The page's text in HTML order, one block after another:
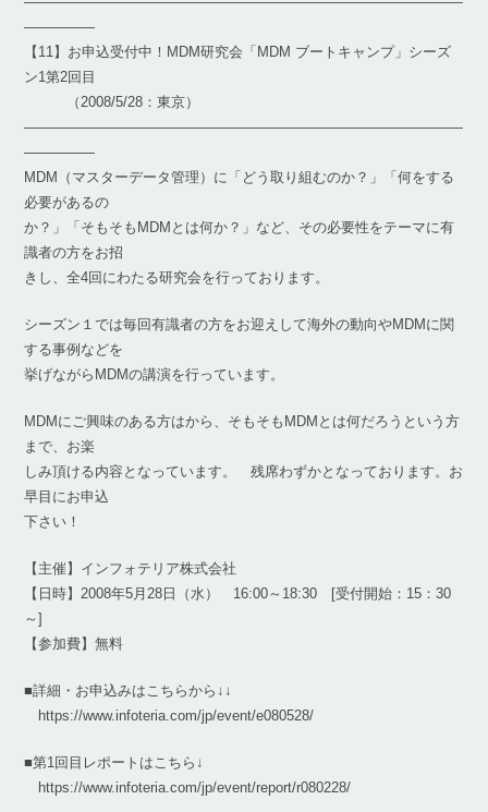
―――――
【11】お申込受付中！MDM研究会「MDM ブートキャンプ」シーズ
ン1第2回目
（2008/5/28：東京）
―――――――――――――――――――――――――――――――
―――――
MDM（マスターデータ管理）に「どう取り組むのか？」「何をする
必要があるの
か？」「そもそもMDMとは何か？」など、その必要性をテーマに有
識者の方をお招
きし、全4回にわたる研究会を行っております。
シーズン１では毎回有識者の方をお迎えして海外の動向やMDMに関
する事例などを
挙げながらMDMの講演を行っています。
MDMにご興味のある方はから、そもそもMDMとは何だろうという方
まで、お楽
しみ頂ける内容となっています。 残席わずかとなっております。お
早目にお申込
下さい！
【主催】インフォテリア株式会社
【日時】2008年5月28日（水） 16:00～18:30 [受付開始：15：30
～]
【参加費】無料
■詳細・お申込みはこちらから↓↓
https://www.infoteria.com/jp/event/e080528/
■第1回目レポートはこちら↓
https://www.infoteria.com/jp/event/report/r080228/